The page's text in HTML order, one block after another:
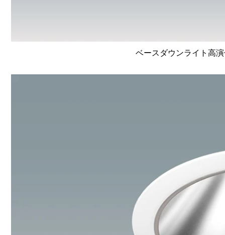
ベースダウンライト高